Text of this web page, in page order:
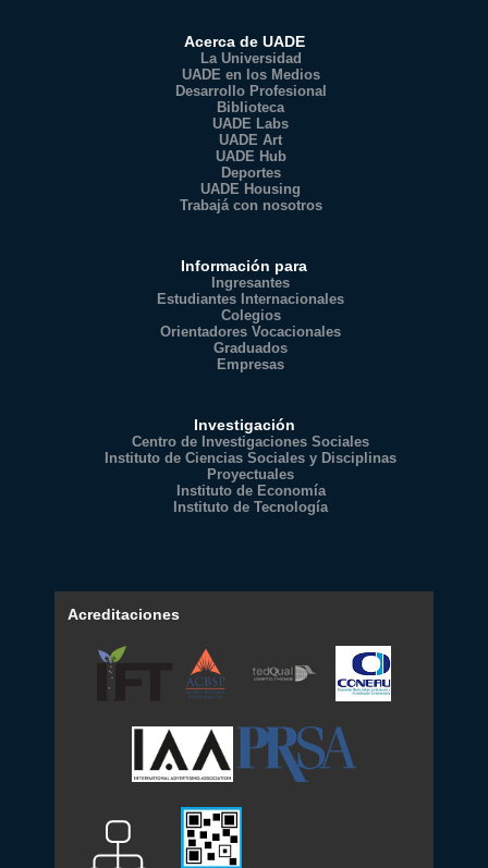
Acerca de UADE
La Universidad
UADE en los Medios
Desarrollo Profesional
Biblioteca
UADE Labs
UADE Art
UADE Hub
Deportes
UADE Housing
Trabajá con nosotros
Información para
Ingresantes
Estudiantes Internacionales
Colegios
Orientadores Vocacionales
Graduados
Empresas
Investigación
Centro de Investigaciones Sociales
Instituto de Ciencias Sociales y Disciplinas
Proyectuales
Instituto de Economía
Instituto de Tecnología
Acreditaciones